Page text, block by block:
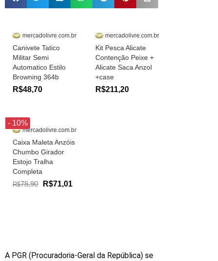
mercadolivre.com.br
Canivete Tatico
Militar Semi
Automatico Estilo
Browning 364b
R$48,70
mercadolivre.com.br
Kit Pesca Alicate
Contenção Peixe +
Alicate Saca Anzol
+case
R$211,20
- 10%
mercadolivre.com.br
Caixa Maleta Anzóis
Chumbo Girador
Estojo Tralha
Completa
R$78,90 R$71,01
A PGR (Procuradoria-Geral da República) se